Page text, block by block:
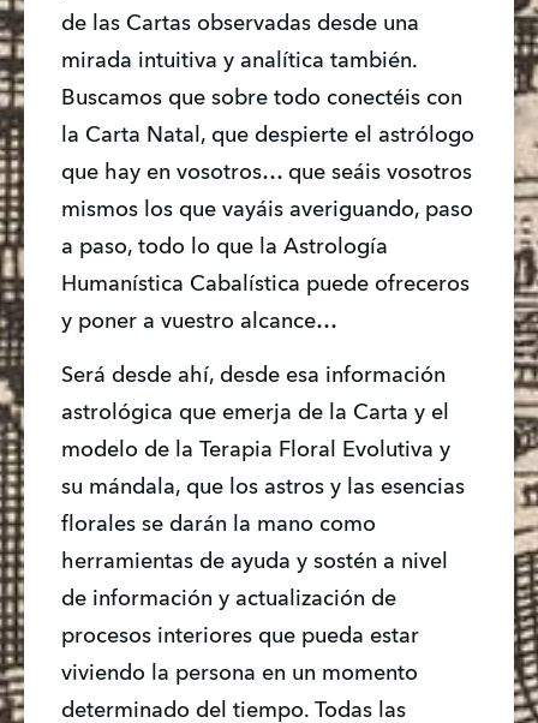
de las Cartas observadas desde una
mirada intuitiva y analítica también.
Buscamos que sobre todo conectéis con
la Carta Natal, que despierte el astrólogo
que hay en vosotros… que seáis vosotros
mismos los que vayáis averiguando, paso
a paso, todo lo que la Astrología
Humanística Cabalística puede ofreceros
y poner a vuestro alcance…
Será desde ahí, desde esa información
astrológica que emerja de la Carta y el
modelo de la Terapia Floral Evolutiva y
su mándala, que los astros y las esencias
florales se darán la mano como
herramientas de ayuda y sostén a nivel
de información y actualización de
procesos interiores que pueda estar
viviendo la persona en un momento
determinado del tiempo. Todas las